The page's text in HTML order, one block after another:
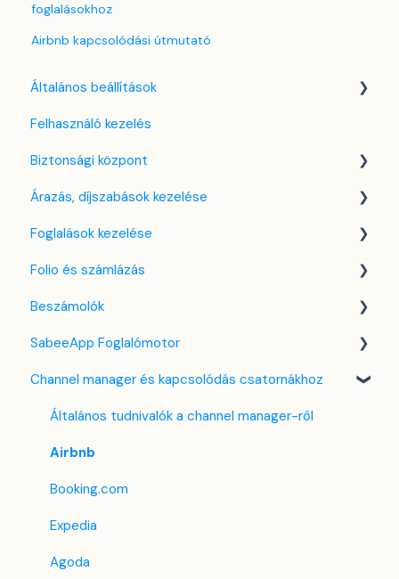
foglalásokhoz
Airbnb kapcsolódási útmutató
Általános beállítások
Nyelv beállítások
Cég / Szálláshely beállítások
Adó beállítások
Szabályzatok beállítása
Szobák beállításai
Partnerek
Szolgáltatások
Email sablonok beállítása
Housekeeping
Számla beállítások
Előfizetés
Regisztrációs adatlap
Egyéni mező
Felhasználó kezelés
Biztonsági központ
Kulcsfájl kezelés
Két-faktoros autentikáció (2FA)
Bejelentkezés a SabeeApp fiókba
Árazás, díjszabások kezelése
Díjszabás beállítások
Árttípusok Engedélyezése / Tiltása
CTA / CTD
Kuponok
Foglalások kezelése
Kezdőlap
Naptárnézet
Foglalási adatlap
Bank kártya terhelése
Összenyitható szoba - funkció
Lista nézet
PMS alatti menük
Folio és számlázás
Folio kezelése
Számlákkal kapcsolatos tudnivalók
Több pénznem kezelése
Beszámolók
Front Office Beszámolók
Foglalások & Bevétel
F&B
Takarítás & Karbantartás
Adminisztráció
SabeeApp Foglalómotor
Foglalómotor (4.0)
Korábbi Foglalómotor
Channel manager és kapcsolódás csatornákhoz
Általános tudnivalók a channel manager-ről
Airbnb
Booking.com
Expedia
Agoda